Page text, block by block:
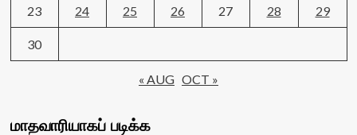
23 24 25 26 27 28 29
30
« AUG OCT »
மாதவாரியாகப் படிக்க